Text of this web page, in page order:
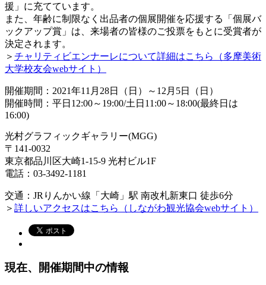
援」に充てています。
また、年齢に制限なく出品者の個展開催を応援する「個展バ
ックアップ賞」は、来場者の皆様のご投票をもとに受賞者が
決定されます。
＞ チャリティビエンナーレについて詳細はこちら（多摩美術
大学校友会webサイト）
開催期間：2021年11月28日（日）～12月5日（日）
開催時間：平日12:00～19:00/土日11:00～18:00(最終日は
16:00)
光村グラフィックギャラリー(MGG)
〒141-0032
東京都品川区大崎1-15-9 光村ビル1F
電話：03-3492-1181
交通：JRりんかい線「大崎」駅 南改札新東口 徒歩6分
＞ 詳しいアクセスはこちら（しながわ観光協会webサイト）
現在、開催期間中の情報